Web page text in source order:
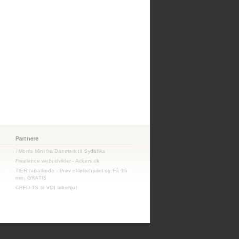
Partnere
I Morris Mini fra Danmark til Sydafika
Freelance webudvikler - Ackers.dk
TIER rabatkode - Prøv el-løbehjulet og Få 15
min. GRATIS
CREDITS til VOI løbehjul